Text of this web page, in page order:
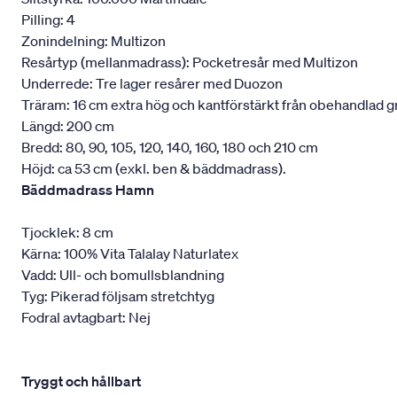
Pilling: 4
Zonindelning: Multizon
Resårtyp (mellanmadrass): Pocketresår med Multizon
Underrede: Tre lager resårer med Duozon
Träram: 16 cm extra hög och kantförstärkt från obehandlad
Längd: 200 cm
Bredd: 80, 90, 105, 120, 140, 160, 180 och 210 cm
Höjd: ca 53 cm (exkl. ben & bäddmadrass).
Bäddmadrass Hamn
Tjocklek: 8 cm
Kärna: 100% Vita Talalay Naturlatex
Vadd: Ull- och bomullsblandning
Tyg: Pikerad följsam stretchtyg
Fodral avtagbart: Nej
Tryggt och hållbart